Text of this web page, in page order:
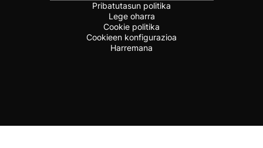
Pribatutasun politika
Lege oharra
Cookie politika
Cookieen konfigurazioa
Harremana